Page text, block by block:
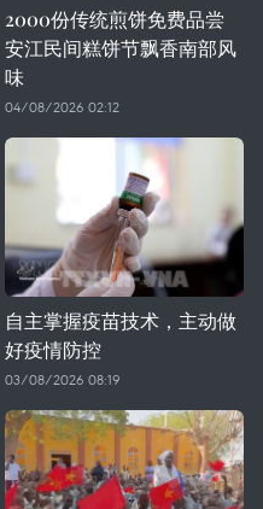
2000份传统煎饼免费品尝
安江民间糕饼节飘香南部风
味
04/08/2026 02:12
自主掌握疫苗技术，主动做
好疫情防控
03/08/2026 08:19